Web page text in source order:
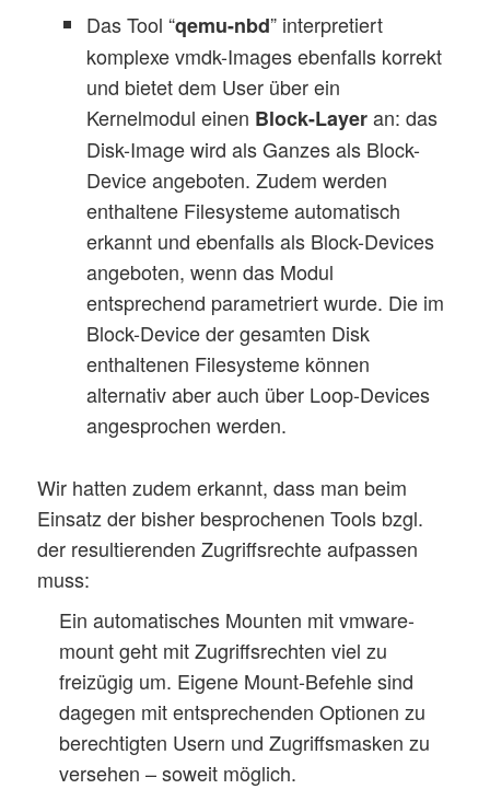
Das Tool “qemu-nbd” interpretiert
komplexe vmdk-Images ebenfalls korrekt
und bietet dem User über ein
Kernelmodul einen Block-Layeran: das
Disk-Image wird als Ganzes als Block-
Device angeboten. Zudem werden
enthaltene Filesysteme automatisch
erkannt und ebenfalls als Block-Devices
angeboten, wenn das Modul
entsprechend parametriert wurde. Die im
Block-Device der gesamten Disk
enthaltenen Filesysteme können
alternativ aber auch über Loop-Devices
angesprochen werden.
Wir hatten zudem erkannt, dass man beim
Einsatz der bisher besprochenen Tools bzgl.
der resultierenden Zugriffsrechte aufpassen
muss:
Ein automatisches Mounten mit vmware-
mount geht mit Zugriffsrechten viel zu
freizügig um. Eigene Mount-Befehle sind
dagegen mit entsprechenden Optionen zu
berechtigten Usern und Zugriffsmasken zu
versehen – soweit möglich.